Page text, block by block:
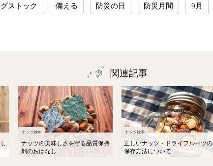
ストック 備える 防災の日 防災月間 9月
関連記事
ナッツ雑学
ナッツの美味しさを守る品質保持
剤のおはなし
ナッツ雑学
正しいナッツ・ドライフルーツの
保存方法について